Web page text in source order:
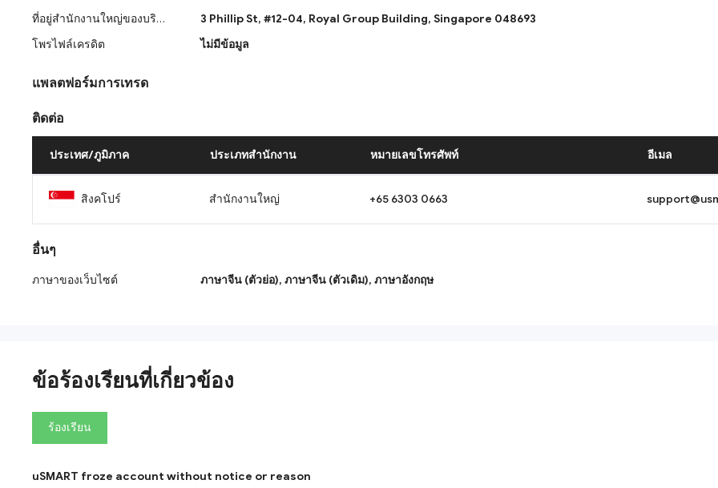
ที่อยู่สำนักงานใหญ่ของบริษัท
3 Phillip St, #12-04, Royal Group Building, Singapore 048693
โพรไฟล์เครดิต
ไม่มีข้อมูล
แพลตฟอร์มการเทรด
ติดต่อ
ประเทศ/ภูมิภาค ประเภทสำนักงาน หมายเลขโทรศัพท์ อีเมล
สิงคโปร์ สำนักงานใหญ่ +65 6303 0663
อื่นๆ
ภาษาของเว็บไซต์ ภาษาจีน (ตัวย่อ), ภาษาจีน (ตัวเดิม), ภาษาอังกฤษ
ข้อร้องเรียนที่เกี่ยวข้อง
ร้องเรียน
uSMART froze account without notice or reason